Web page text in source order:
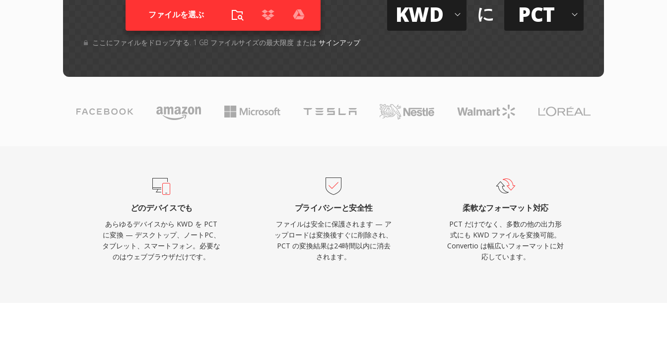
ファイルを選ぶ
ここにファイルをドロップする. 1 GB ファイルサイズの最大限度 または サインアップ
KWD に PCT
どのデバイスでも
あらゆるデバイスから KWD を PCT
に変換 — デスクトップ、ノートPC、
タブレット、スマートフォン。必要な
のはウェブブラウザだけです。
プライバシーと安全性
ファイルは安全に保護されます — ア
ップロードは変換後すぐに削除され、
PCT の変換結果は24時間以内に消去
されます。
柔軟なフォーマット対応
PCT だけでなく、多数の他の出力形
式にも KWD ファイルを変換可能。
Convertio は幅広いフォーマットに対
応しています。